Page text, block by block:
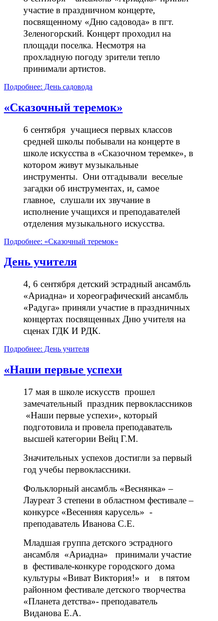
участие в праздничном концерте,
посвященному «Дню садовода» в пгт.
Зеленогорский. Концерт проходил на
площади поселка. Несмотря на
прохладную погоду зрители тепло
принимали артистов.
Подробнее: День садовода
«Сказочный теремок»
6 сентября учащиеся первых классов
средней школы побывали на концерте в
школе искусства в «Сказочном теремке», в
котором живут музыкальные
инструменты. Они отгадывали веселые
загадки об инструментах, и, самое
главное, слушали их звучание в
исполнение учащихся и преподавателей
отделения музыкального искусства.
Подробнее: «Сказочный теремок»
День учителя
4, 6 сентября детский эстрадный ансамбль
«Ариадна» и хореографический ансамбль
«Радуга» приняли участие в праздничных
концертах посвященных Дню учителя на
сценах ГДК И РДК.
Подробнее: День учителя
«Наши первые успехи
17 мая в школе искусств прошел
замечательный праздник первоклассников
«Наши первые успехи», который
подготовила и провела преподаватель
высшей категории Вейц Г.М.
Значительных успехов достигли за первый
год учебы первоклассники.
Фольклорный ансамбль «Веснянка» –
Лауреат 3 степени в областном фестивале –
конкурсе «Весенняя карусель» -
преподаватель Иванова С.Е.
Младшая группа детского эстрадного
ансамбля «Ариадна» принимали участие
в фестивале-конкуре городского дома
культуры «Виват Виктория!» и в пятом
районном фестивале детского творчества
«Планета детства»- преподаватель
Виданова Е.А.